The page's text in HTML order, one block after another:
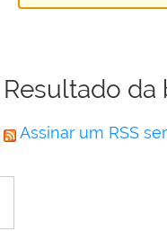
Resultado da
Assinar um RSS